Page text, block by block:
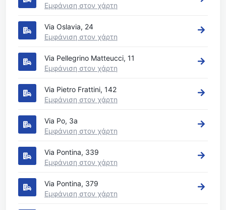
Εμφάνιση στον χάρτη
Via Oslavia, 24
Εμφάνιση στον χάρτη
Via Pellegrino Matteucci, 11
Εμφάνιση στον χάρτη
Via Pietro Frattini, 142
Εμφάνιση στον χάρτη
Via Po, 3a
Εμφάνιση στον χάρτη
Via Pontina, 339
Εμφάνιση στον χάρτη
Via Pontina, 379
Εμφάνιση στον χάρτη